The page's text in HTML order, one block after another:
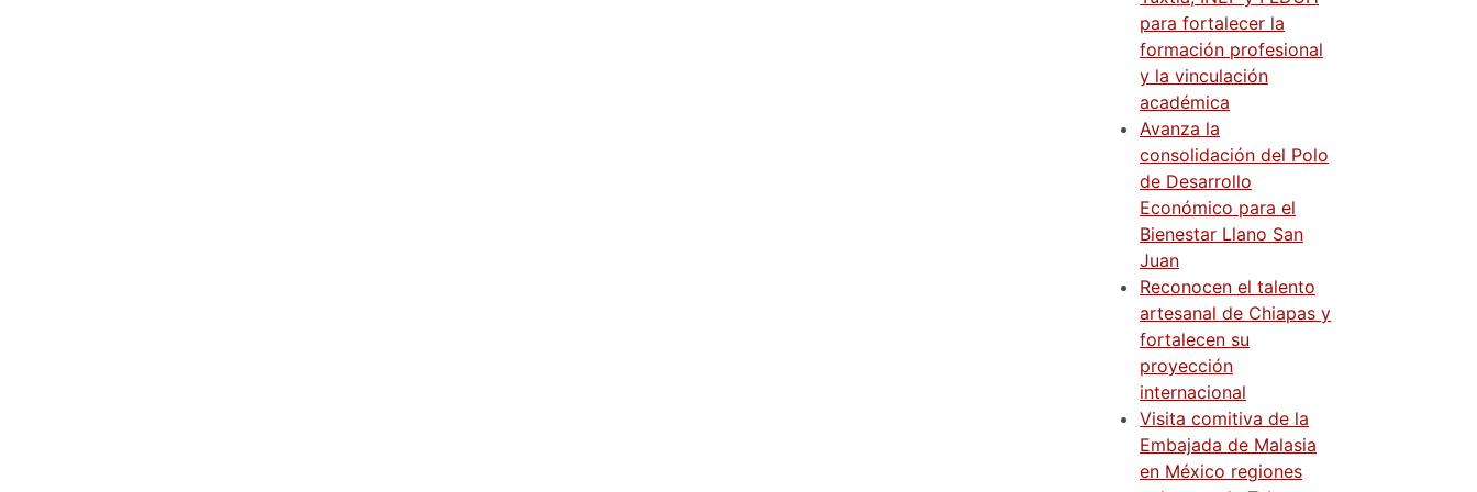
para fortalecer la
formación profesional
y la vinculación
académica
Avanza la
consolidación del Polo
de Desarrollo
Económico para el
Bienestar Llano San
Juan
Reconocen el talento
artesanal de Chiapas y
fortalecen su
proyección
internacional
Visita comitiva de la
Embajada de Malasia
en México regiones